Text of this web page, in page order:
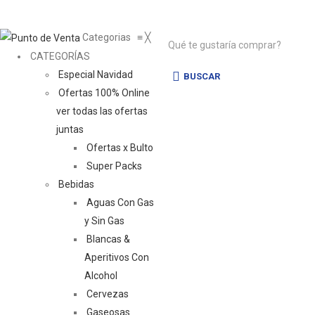
Categorias ≡╳
CATEGORÍAS
Especial Navidad
Ofertas 100% Online
ver todas las ofertas
juntas
Ofertas x Bulto
Super Packs
Bebidas
Aguas Con Gas
y Sin Gas
Blancas &
Aperitivos Con
Alcohol
Cervezas
Gaseosas
BUSCAR